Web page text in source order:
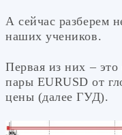
А сейчас разберем
наших учеников.
Первая из них –
пары EURUSD от
цены (далее ГУД).